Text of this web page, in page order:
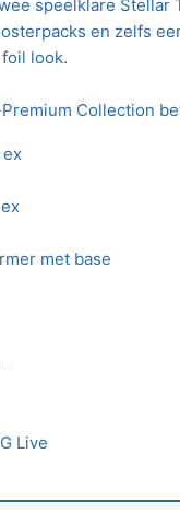
speelklare Stellar
en zelfs
look.
Collection
ex
met base
Live